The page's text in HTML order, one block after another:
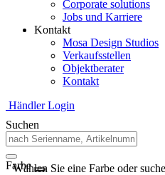
Corporate solutions
Jobs und Karriere
Kontakt
Mosa Design Studios
Verkaufsstellen
Objektberater
Kontakt
Händler Login
Suchen
Farbe
Wählen Sie eine Farbe oder